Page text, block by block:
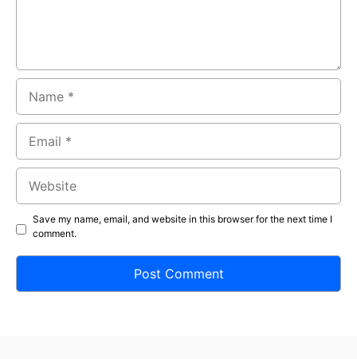
Save my name, email, and website in this browser for the next time I
comment.